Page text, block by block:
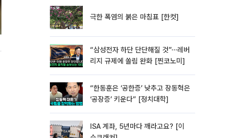
극한 폭염의 붉은 마침표 [한컷]
“삼성전자 하단 단단해질 것”⋯레버
리지 규제에 쏠림 완화 [찐코노미]
“한동훈은 ‘공한증’ 낮추고 장동혁은
‘공장증’ 키운다” [정치대학]
ISA 계좌, 5년마다 깨라고요? [이